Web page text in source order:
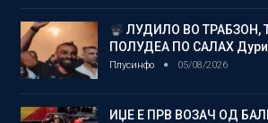
ЛУДИЛО ВО ТРАБЗОН,
ПОЛУДЕА ПО САЛАХ Дури
Плусинфо 05/08/2026
ИЏЕ Е ПРВ ВОЗАЧ ОД